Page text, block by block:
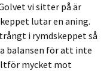
vi sitter på är
lutar en aning.
i rymdskeppet så
balansen för att inte
mycket mot